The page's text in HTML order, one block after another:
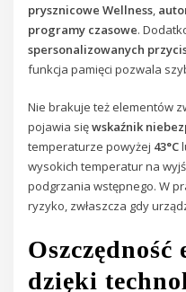
prysznicowe Wellness,
programy czasowe.
spersonalizowanych
funkcja pamięci pozwala
Nie brakuje też elementów
pojawia sięwskaźnik
temperaturze powyżej 43°C
wysokich temperatur na
podgrzania wstępnego. W
ryzyko, zwłaszcza gdy
dzięki